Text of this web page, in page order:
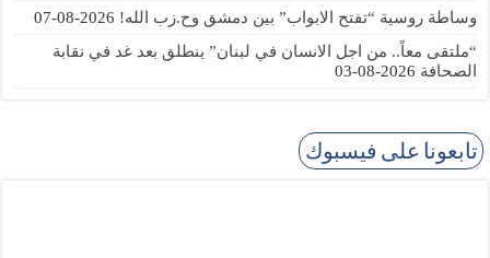
وساطة روسية “تفتح الابواب” بين دمشق وح.زب الله! 2026-08-07
“ملتقى معاً.. من اجل الانسان في لبنان” ينطلق بعد غد في نقابة
الصحافة 2026-08-03
تابعونا على فيسبوك